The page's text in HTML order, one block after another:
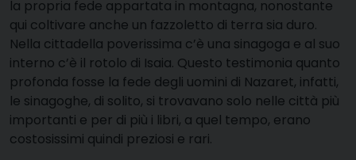
la propria fede appartata in montagna, nonostante
qui coltivare anche un fazzoletto di terra sia duro.
Nella cittadella poverissima c’è una sinagoga e al suo
interno c’è il rotolo di Isaia. Questo testimonia quanto
profonda fosse la fede degli uomini di Nazaret, infatti,
le sinagoghe, di solito, si trovavano solo nelle città più
importanti e per di più i libri, a quel tempo, erano
costosissimi quindi preziosi e rari.